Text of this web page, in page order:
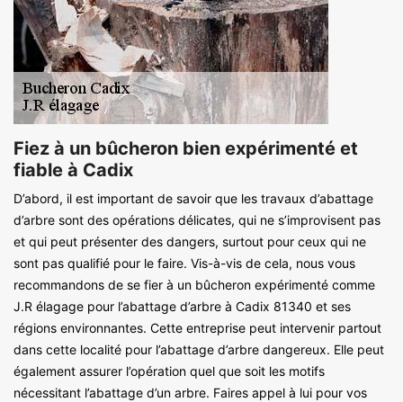
Fiez à un bûcheron bien expérimenté et
fiable à Cadix
D’abord, il est important de savoir que les travaux d’abattage
d’arbre sont des opérations délicates, qui ne s’improvisent pas
et qui peut présenter des dangers, surtout pour ceux qui ne
sont pas qualifié pour le faire. Vis-à-vis de cela, nous vous
recommandons de se fier à un bûcheron expérimenté comme
J.R élagage pour l’abattage d’arbre à Cadix 81340 et ses
régions environnantes. Cette entreprise peut intervenir partout
dans cette localité pour l’abattage d’arbre dangereux. Elle peut
également assurer l’opération quel que soit les motifs
nécessitant l’abattage d’un arbre. Faires appel à lui pour vos